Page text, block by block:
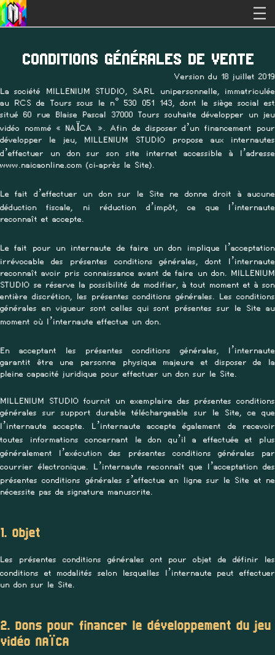
CONDITIONS GÉNÉRALES DE VENTE
Version du 18 juillet 2019
La société MILLENIUM STUDIO, SARL unipersonnelle, immatriculée
au RCS de Tours sous le n° 530 051 143, dont le siège social est
situé 60 rue Blaise Pascal 37000 Tours souhaite développer un jeu
vidéo nommé « NAÏCA ». Afin de disposer d’un financement pour
développer le jeu, MILLENIUM STUDIO propose aux internautes
d’effectuer un don sur son site internet accessible à l’adresse
www.naicaonline.com (ci-après le Site).
Le fait d’effectuer un don sur le Site ne donne droit à aucune
déduction fiscale, ni réduction d’impôt, ce que l’internaute
reconnaît et accepte.
Le fait pour un internaute de faire un don implique l’acceptation
irrévocable des présentes conditions générales, dont l’internaute
reconnaît avoir pris connaissance avant de faire un don. MILLENIUM
STUDIO se réserve la possibilité de modifier, à tout moment et à son
entière discrétion, les présentes conditions générales. Les conditions
générales en vigueur sont celles qui sont présentes sur le Site au
moment où l’internaute effectue un don.
En acceptant les présentes conditions générales, l’internaute
garantit être une personne physique majeure et disposer de la
pleine capacité juridique pour effectuer un don sur le Site.
MILLENIUM STUDIO fournit un exemplaire des présentes conditions
générales sur support durable téléchargeable sur le Site, ce que
l’internaute accepte. L’internaute accepte également de recevoir
toutes informations concernant le don qu’il a effectuée et plus
généralement l’exécution des présentes conditions générales par
courrier électronique. L’internaute reconnaît que l’acceptation des
présentes conditions générales s’effectue en ligne sur le Site et ne
nécessite pas de signature manuscrite.
1. Objet
Les présentes conditions générales ont pour objet de définir les
conditions et modalités selon lesquelles l’internaute peut effectuer
un don sur le Site.
2. Dons pour financer le développement du jeu
vidéo NAÏCA